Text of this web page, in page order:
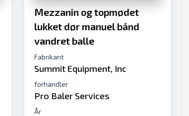
Mezzanin og topmødet
lukket dør manuel bånd
vandret balle
Fabrikant
Summit Equipment, Inc
forhandler
Pro Baler Services
År